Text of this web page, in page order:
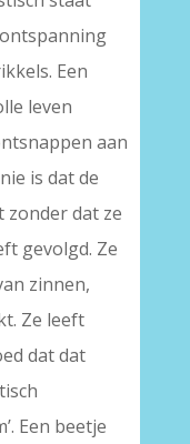
Een
leven
aan
is dat de
zonder dat ze
gevolgd. Ze
zinnen,
Ze leeft
dat dat
Een beetje